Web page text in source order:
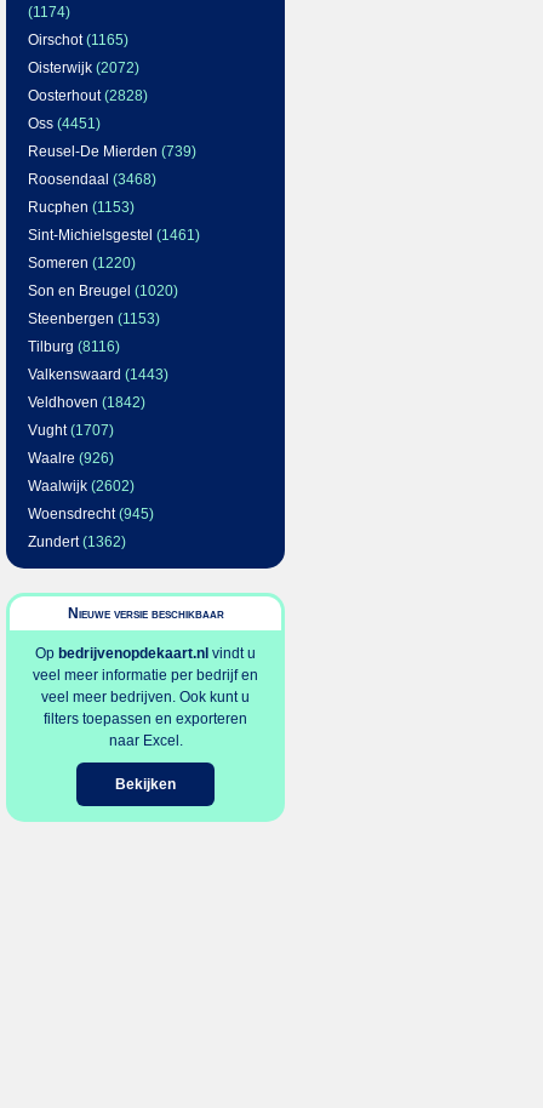
(1174)
Oirschot(1165)
Oisterwijk (2072)
Oosterhout(2828)
Oss (4451)
Reusel-De Mierden (739)
Roosendaal (3468)
Rucphen (1153)
Sint-Michielsgestel (1461)
Someren (1220)
Son en Breugel (1020)
Steenbergen (1153)
Tilburg (8116)
Valkenswaard (1443)
Veldhoven (1842)
Vught(1707)
Waalre (926)
Waalwijk (2602)
Woensdrecht(945)
Zundert(1362)
Nieuwe versie beschikbaar
Op bedrijvenopdekaart.nl vindt u
veel meer informatie per bedrijf en
veel meer bedrijven. Ook kunt u
filters toepassen en exporteren
naar Excel.
Bekijken